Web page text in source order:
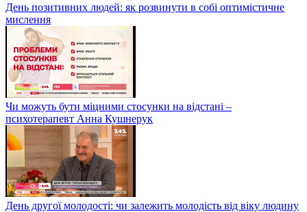
День позитивних людей: як розвинути в собі оптимістичне
мислення
Чи можуть бути міцними стосунки на відстані –
психотерапевт Анна Кушнерук
День другої молодості: чи залежить молодість від віку людину